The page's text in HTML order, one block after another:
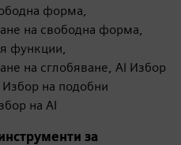
форма,
на свободна форма,
функции,
на сглобяване, AI Избор
на подобни
на AI
за